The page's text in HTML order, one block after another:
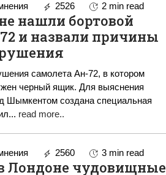
2526 2 min read
нашли бортовой
и назвали причины
самолета Ан-72, в котором
черный ящик. Для выяснения
Шымкентом создана специальная
... read more..
2560 3 min read
Лондоне чудовищные